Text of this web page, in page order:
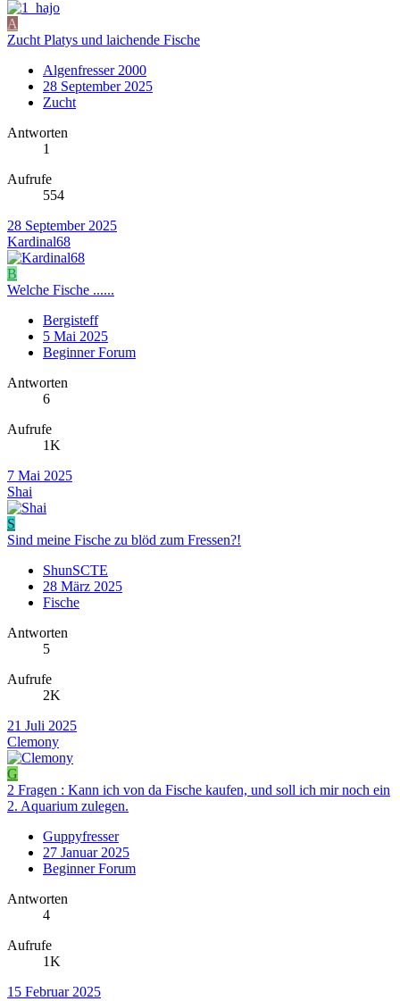
A
Zucht Platys und laichende Fische
Algenfresser 2000
28 September 2025
Zucht
Antworten
1
Aufrufe
554
28 September 2025
Kardinal68
B
Welche Fische ......
Bergisteff
5 Mai 2025
Beginner Forum
Antworten
6
Aufrufe
1K
7 Mai 2025
Shai
S
Sind meine Fische zu blöd zum Fressen?!
ShunSCTE
28 März 2025
Fische
Antworten
5
Aufrufe
2K
21 Juli 2025
Clemony
G
2 Fragen : Kann ich von da Fische kaufen, und soll ich mir noch ein
2. Aquarium zulegen.
Guppyfresser
27 Januar 2025
Beginner Forum
Antworten
4
Aufrufe
1K
15 Februar 2025